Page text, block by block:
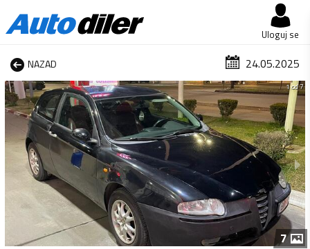
Uloguj se
NAZAD 24.05.2025
1 od 7
7